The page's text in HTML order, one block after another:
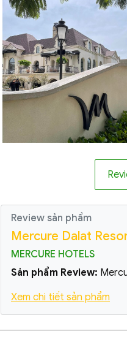
Review sản phẩm
Mercure Dalat
MERCURE HOTELS
Sản phẩm Review:
Xem chi tiết sản phẩm